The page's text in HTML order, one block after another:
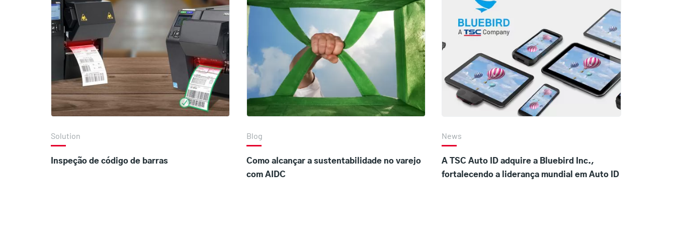
Solution
Inspeção de código de barras
Blog
Como alcançar a sustentabilidade no varejo
com AIDC
News
A TSC Auto ID adquire a Bluebird Inc.,
fortalecendo a liderança mundial em Auto ID